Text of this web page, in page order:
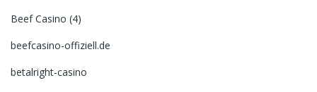
Beef Casino (4)
beefcasino-offiziell.de
betalright-casino